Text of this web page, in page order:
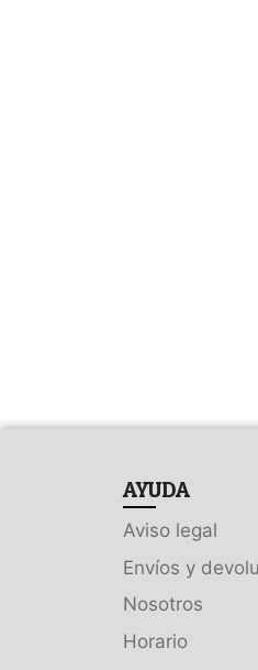
AYUDA
Aviso legal
Envíos y
Nosotros
Horario